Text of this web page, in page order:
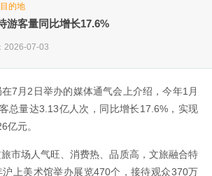
的地
游客量同比增长17.6%
2026-07-03
7月2日举办的媒体通气会上介绍，今年1月
总量达3.13亿人次，同比增长17.6%，实现
亿元。
市场人气旺、消费热、品质高，文旅融合特
上美术馆举办展览470个，接待观众370万